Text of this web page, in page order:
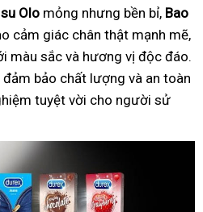
Olo mỏng nhưng bền bỉ, Bao
cảm giác chân thật mạnh mẽ,
màu sắc và hương vị độc đáo.
bảo chất lượng và an toàn
tuyệt vời cho người sử